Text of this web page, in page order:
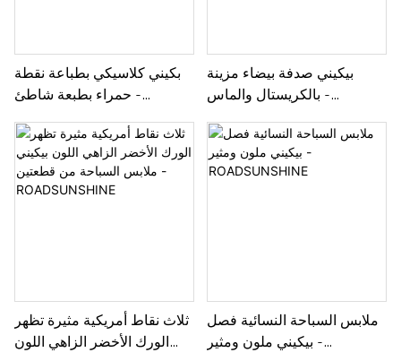
بكيني كلاسيكي بطباعة نقطة
حمراء بطبعة شاطئ -
بيكيني صدفة بيضاء مزينة
بالكريستال والماس -
ثلاث نقاط أمريكية مثيرة تظهر
الورك الأخضر الزاهي اللون
ملابس السباحة النسائية فصل
بيكيني ملون ومثير -